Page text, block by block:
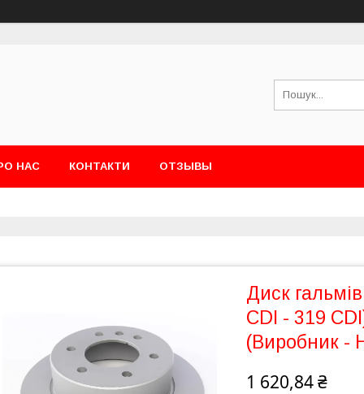
НАС КОНТАКТИ ОТЗЫВЫ
Диск
CDI - 319
(Виробник -
1 620,84 ₴